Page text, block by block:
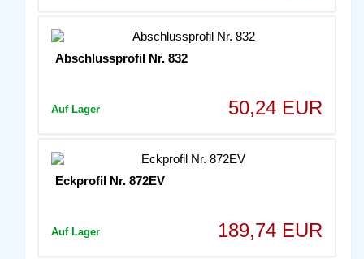
Abschlussprofil Nr. 832
Auf Lager 50,24 EUR
Eckprofil Nr. 872EV
Auf Lager 189,74 EUR